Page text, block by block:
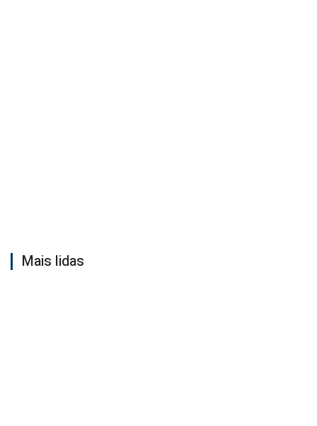
Mais lidas